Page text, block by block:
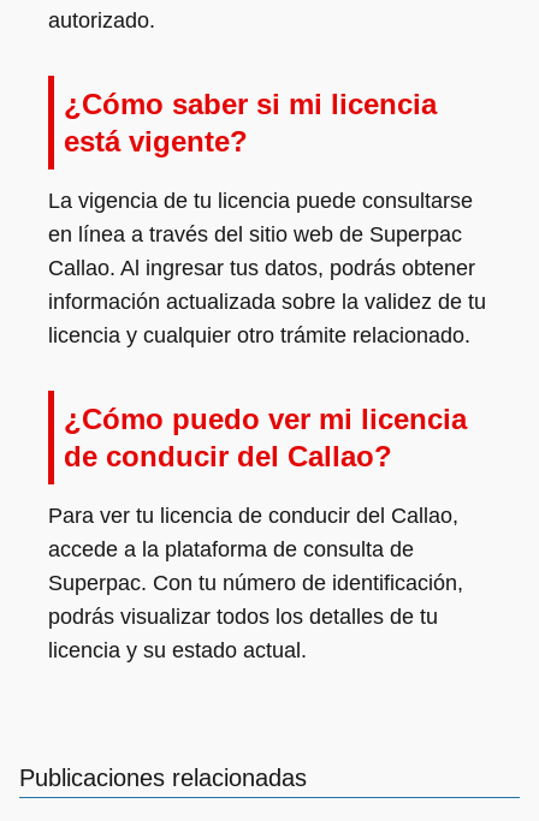
autorizado.
¿Cómo saber si mi licencia
está vigente?
La vigencia de tu licencia puede consultarse
en línea a través del sitio web de Superpac
Callao. Al ingresar tus datos, podrás obtener
información actualizada sobre la validez de tu
licencia y cualquier otro trámite relacionado.
¿Cómo puedo ver mi licencia
de conducir del Callao?
Para ver tu licencia de conducir del Callao,
accede a la plataforma de consulta de
Superpac. Con tu número de identificación,
podrás visualizar todos los detalles de tu
licencia y su estado actual.
Publicaciones relacionadas